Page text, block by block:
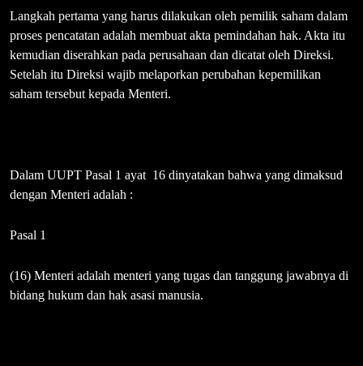
Langkah pertama yang harus dilakukan oleh pemilik saham dalam
proses pencatatan adalah membuat akta pemindahan hak. Akta itu
kemudian diserahkan pada perusahaan dan dicatat oleh Direksi.
Setelah itu Direksi wajib melaporkan perubahan kepemilikan
saham tersebut kepada Menteri.
Dalam UUPT Pasal 1 ayat 16 dinyatakan bahwa yang dimaksud
dengan Menteri adalah :
Pasal 1
(16) Menteri adalah menteri yang tugas dan tanggung jawabnya di
bidang hukum dan hak asasi manusia.